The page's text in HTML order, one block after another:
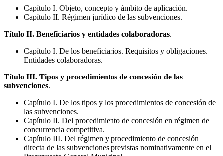
Capítulo I. Objeto, concepto y ámbito de aplicación.
Capítulo II. Régimen jurídico de las subvenciones.
Título II. Beneficiarios y entidades colaboradoras.
Capítulo I. De los beneficiarios. Requisitos y obligaciones.
Entidades colaboradoras.
Título III. Tipos y procedimientos de concesión de las
subvenciones.
Capítulo I. De los tipos y los procedimientos de concesión de
las subvenciones.
Capítulo II. Del procedimiento de concesión en régimen de
concurrencia competitiva.
Capítulo III. Del régimen y procedimiento de concesión
directa de las subvenciones previstas nominativamente en el